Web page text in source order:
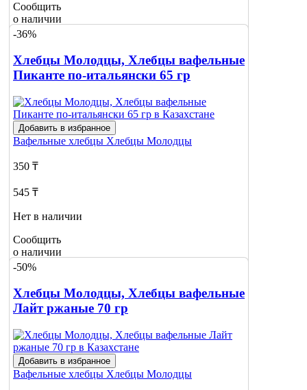
Сообщить
о наличии
-36%
Хлебцы Молодцы, Хлебцы вафельные
Пиканте по-итальянски 65 гр
Добавить в избранное
Вафельные хлебцы Хлебцы Молодцы
350 ₸
545 ₸
Нет в наличии
Сообщить
о наличии
-50%
Хлебцы Молодцы, Хлебцы вафельные
Лайт ржаные 70 гр
Добавить в избранное
Вафельные хлебцы Хлебцы Молодцы